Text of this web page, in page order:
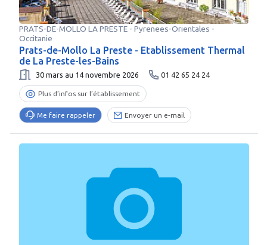
PRATS-DE-MOLLO LA PRESTE- Pyrenees-Orientales -
Occitanie
Prats-de-Mollo La Preste - Etablissement Thermal
de La Preste-les-Bains
30 mars au 14 novembre 2026 01 42 65 24 24
Plus d’infos sur l’établissement
Me faire rappeler Envoyer un e-mail